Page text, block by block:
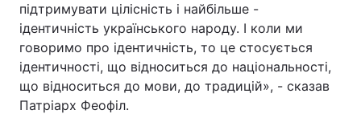
підтримувати цілісність і найбільше -
ідентичність українського народу. І коли ми
говоримо про ідентичність, то це стосується
ідентичності, що відноситься до національності,
що відноситься до мови, до традицій», - сказав
Патріарх Феофіл.